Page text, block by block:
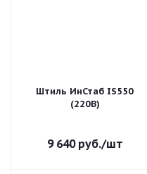
Штиль ИнСтаб IS550
(220В)
9 640руб./шт